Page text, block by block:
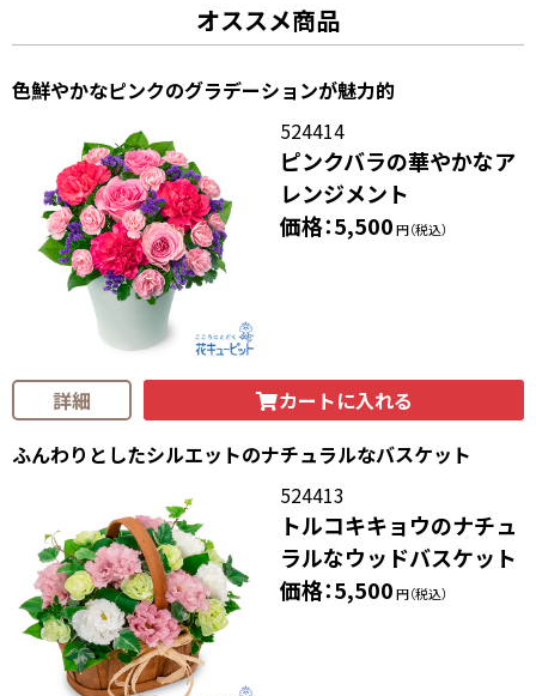
オススメ商品
色鮮やかなピンクのグラデーションが魅力的
524414
ピンクバラの華やかなア
レンジメント
価格：5,500円（税込）
詳細
カートに入れる
ふんわりとしたシルエットのナチュラルなバスケット
524413
トルコキキョウのナチュ
ラルなウッドバスケット
価格：5,500円（税込）